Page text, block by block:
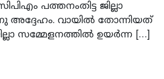
പത്തനംതിട്ട ജില്ലാ
അദ്ദേഹം. വായില്‍ തോന്നിയത്
സമ്മേളനത്തില്‍ ഉയര്‍ന്ന […]